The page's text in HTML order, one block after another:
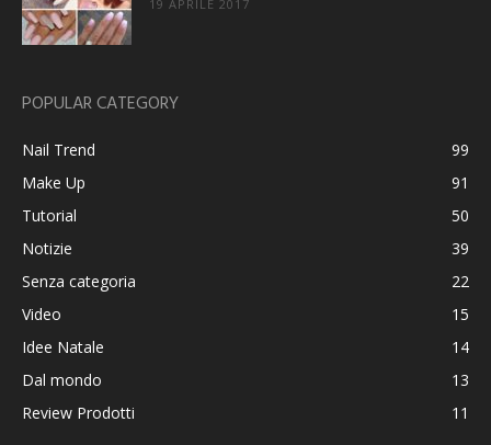
19 APRILE 2017
POPULAR CATEGORY
Nail Trend
99
Make Up
91
Tutorial
50
Notizie
39
Senza categoria
22
Video
15
Idee Natale
14
Dal mondo
13
Review Prodotti
11